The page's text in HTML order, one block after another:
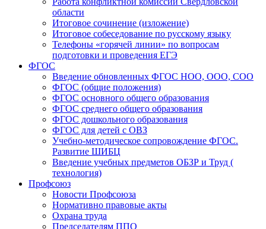
области
Итоговое сочинение (изложение)
Итоговое собеседование по русскому языку
Телефоны «горячей линии» по вопросам
подготовки и проведения ЕГЭ
ФГОС
Введение обновленных ФГОС НОО, ООО, СОО
ФГОС (общие положения)
ФГОС основного общего образования
ФГОС среднего общего образования
ФГОС дошкольного образования
ФГОС для детей с ОВЗ
Учебно-методическое сопровождение ФГОС.
Развитие ШИБЦ
Введение учебных предметов ОБЗР и Труд (
технология)
Профсоюз
Новости Профсоюза
Нормативно правовые акты
Охрана труда
Председателям ППО